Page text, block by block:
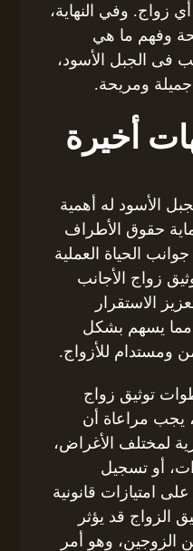
زواج. وفي النهاية،
وفهم ما هي
فى الجبل الأسود،
ومريحة.
أخيرة
الأسود له أهمية
حقوق الأطراف
الحياة العملية
زواج الأجانب
الاستقرار
مما يسهم بشكل
ومستدام للأزواج.
توثيق زواج
يجب مراعاة أن
لمختلف الأغراض،
أو تسجيل
امتيازات قانونية
الزواج قد يؤثر
الزوجين، وهو أمر